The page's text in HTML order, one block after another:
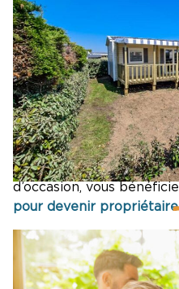
Le camping Paradis
l’achat de mobil-home
sur un hébergement
d’occasion, vous
pour devenir